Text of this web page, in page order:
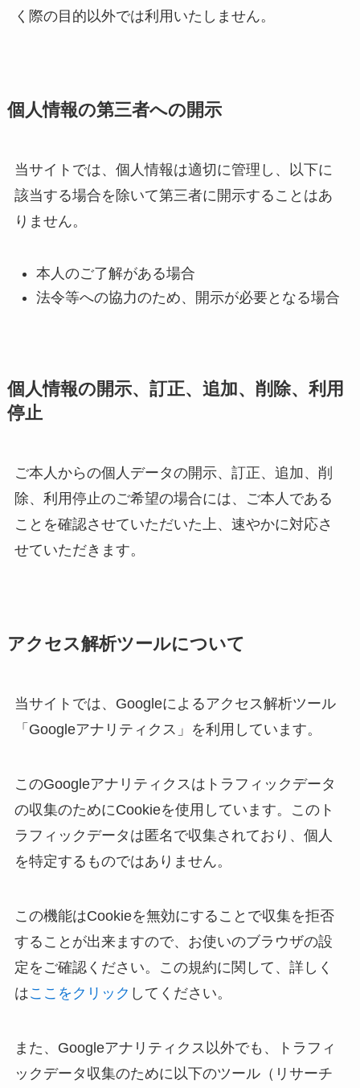
く際の目的以外では利用いたしません。
個人情報の第三者への開示
当サイトでは、個人情報は適切に管理し、以下に
該当する場合を除いて第三者に開示することはあ
りません。
本人のご了解がある場合
法令等への協力のため、開示が必要となる場合
個人情報の開示、訂正、追加、削除、利用
停止
ご本人からの個人データの開示、訂正、追加、削
除、利用停止のご希望の場合には、ご本人である
ことを確認させていただいた上、速やかに対応さ
せていただきます。
アクセス解析ツールについて
当サイトでは、Googleによるアクセス解析ツール
「Googleアナリティクス」を利用しています。
このGoogleアナリティクスはトラフィックデータ
の収集のためにCookieを使用しています。このト
ラフィックデータは匿名で収集されており、個人
を特定するものではありません。
この機能はCookieを無効にすることで収集を拒否
することが出来ますので、お使いのブラウザの設
定をご確認ください。この規約に関して、詳しく
はここをクリック してください。
また、Googleアナリティクス以外でも、トラフィ
ックデータ収集のために以下のツール（リサーチ